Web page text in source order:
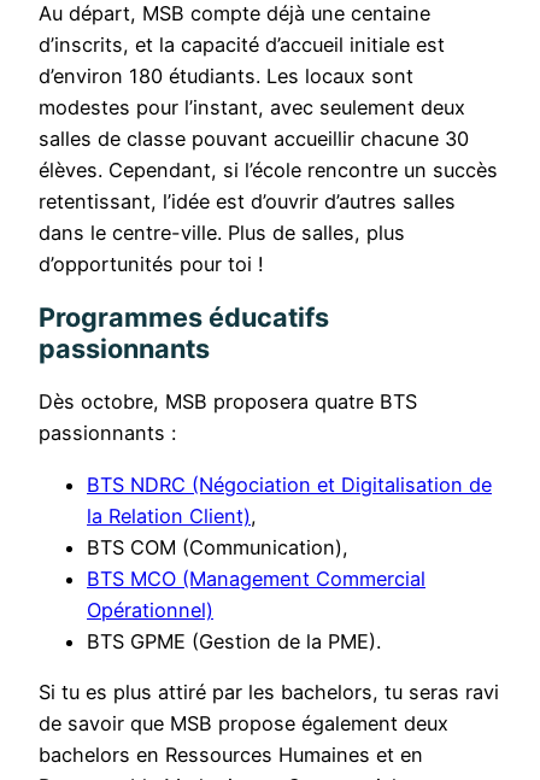
Au départ, MSB compte déjà une centaine
d’inscrits, et la capacité d’accueil initiale est
d’environ 180 étudiants. Les locaux sont
modestes pour l’instant, avec seulement deux
salles de classe pouvant accueillir chacune 30
élèves. Cependant, si l’école rencontre un succès
retentissant, l’idée est d’ouvrir d’autres salles
dans le centre-ville. Plus de salles, plus
d’opportunités pour toi !
Programmes éducatifs
passionnants
Dès octobre, MSB proposera quatre BTS
passionnants :
BTS NDRC (Négociation et Digitalisation de
la Relation Client),
BTS COM (Communication),
BTS MCO (Management Commercial
Opérationnel)
BTS GPME (Gestion de la PME).
Si tu es plus attiré par les bachelors, tu seras ravi
de savoir que MSB propose également deux
bachelors en Ressources Humaines et en